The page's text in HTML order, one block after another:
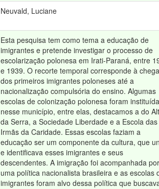
Neuvald, Luciane
Esta pesquisa tem como tema a educação de
imigrantes e pretende investigar o processo de
escolarização polonesa em Irati-Paraná, entre
e 1939. O recorte temporal corresponde à
dos primeiros imigrantes poloneses até a
nacionalização compulsória do ensino. Algumas
escolas de colonização polonesa foram
nesse município, entre elas, destacamos a do
da Serra, a Sociedade Liberdade e a Escola das
Irmãs da Caridade. Essas escolas faziam a
educação ser um componente da cultura, que
e identificava esses imigrantes e seus
descendentes. A imigração foi acompanhada por
uma política nacionalista brasileira e as escolas
imigrantes foram alvo dessa política que